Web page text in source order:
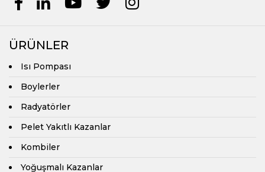
Kat Kaloriferleri
Merkezi Sistem Kazanlar
ÜRÜNLER
Isı Pompası
Boylerler
Radyatörler
Pelet Yakıtlı Kazanlar
Kombiler
Yoğuşmalı Kazanlar